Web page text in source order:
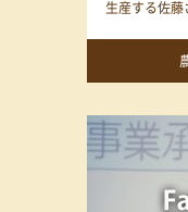
生産する佐藤